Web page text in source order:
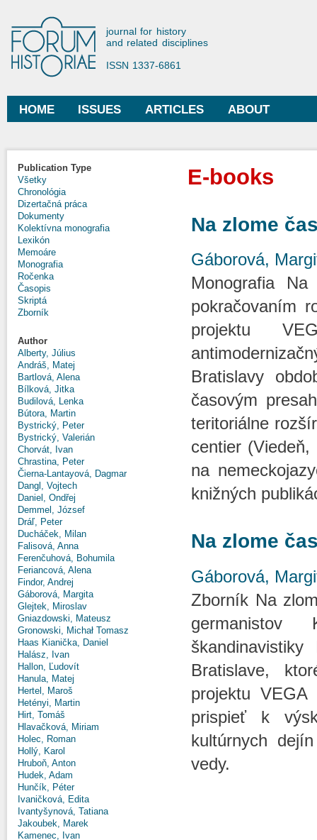
Forum Historiae
journal for history
and related disciplines
ISSN 1337-6861
Main menu
HOME ISSUES ARTICLES ABOUT
Publication Type
Všetky
Chronológia
Dizertačná práca
Dokumenty
Kolektívna monografia
Lexikón
Memoáre
Monografia
Ročenka
Časopis
Skriptá
Zborník
Author
Alberty, Július
Andráš, Matej
Bartlová, Alena
Bílková, Jitka
Budilová, Lenka
Bútora, Martin
Bystrický, Peter
Bystrický, Valerián
Chorvát, Ivan
Chrastina, Peter
Čierna-Lantayová, Dagmar
Dangl, Vojtech
Daniel, Ondřej
Demmel, József
Dráľ, Peter
Ducháček, Milan
Falisová, Anna
Ferenčuhová, Bohumila
Feriancová, Alena
Findor, Andrej
Gáborová, Margita
Glejtek, Miroslav
Gniazdowski, Mateusz
Gronowski, Michał Tomasz
Haas Kianička, Daniel
Halász, Ivan
Hallon, Ľudovít
Hanula, Matej
Hertel, Maroš
Hetényi, Martin
Hirt, Tomáš
Hlavačková, Miriam
Holec, Roman
Hollý, Karol
Hruboň, Anton
Hudek, Adam
Hunčík, Péter
Ivaničková, Edita
Ivantyšynová, Tatiana
Jakoubek, Marek
Kamenec, Ivan
E-books
Na zlome
Gáborová,
Monografia
pokračovaním
projektu
Bratislavy
časovým
teritoriálne
centier
na
knižných
Na zlome
Gáborová,
Zborník Na
germanistov
Bratislave,
projektu VEGA
prispieť k
kultúrnych
vedy.